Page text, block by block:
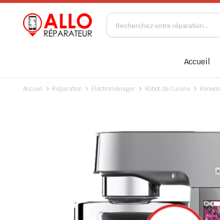
Accueil
Accueil Réparation Électroménager Robot de Cuisine